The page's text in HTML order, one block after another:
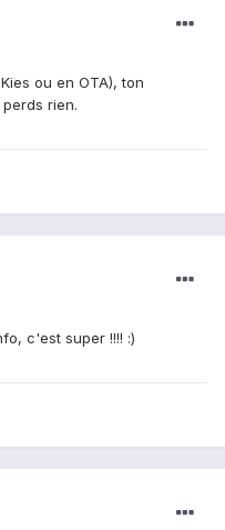
ou en OTA), ton
rien.
c'est super !!!! :)